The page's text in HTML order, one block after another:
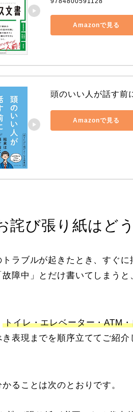
Amazonで見る
頭のいい人が話す前
Amazonで見る
詫び張り紙はど
ラブルが起きたとき、すぐに
故障中」とだけ書いてしまう
トイレ・エレベーター・ATM
表現までを順序立ててご紹
ることは次のとおりです。